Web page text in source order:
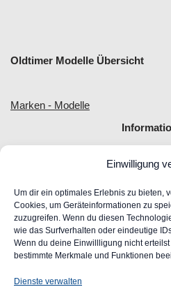
Einwilligung
Um dir ein optimales Erlebnis zu bieten,
Cookies, um Geräteinformationen zu
zuzugreifen. Wenn du diesen
wie das Surfverhalten oder eindeutige
Wenn du deine Einwillligung nicht
bestimmte Merkmale und Funktionen
Dienste verwalten
Oldtimer Modelle Übersicht
Marken - Modelle
Allgemeine
FAQ
Unser Engagement für
Ansprechpartner